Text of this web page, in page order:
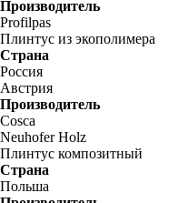
Производитель
Profilpas
Плинтус из экополимера
Страна
Россия
Австрия
Производитель
Cosca
Neuhofer Holz
Плинтус композитный
Страна
Польша